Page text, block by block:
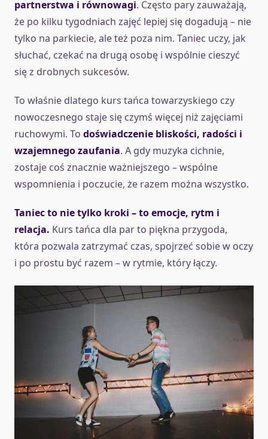
partnerstwa i równowagi. Często pary zauważają,
że po kilku tygodniach zajęć lepiej się dogadują – nie
tylko na parkiecie, ale też poza nim. Taniec uczy, jak
słuchać, czekać na drugą osobę i wspólnie cieszyć
się z drobnych sukcesów.
To właśnie dlatego kurs tańca towarzyskiego czy
nowoczesnego staje się czymś więcej niż zajęciami
ruchowymi. To doświadczenie bliskości, radości i
wzajemnego zaufania. A gdy muzyka cichnie,
zostaje coś znacznie ważniejszego – wspólne
wspomnienia i poczucie, że razem można wszystko.
Taniec to nie tylko kroki – to emocje, rytm i
relacja. Kurs tańca dla par to piękna przygoda,
która pozwala zatrzymać czas, spojrzeć sobie w oczy
i po prostu być razem – w rytmie, który łączy.